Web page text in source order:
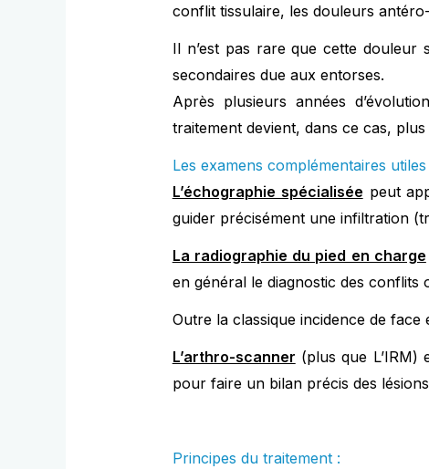
conflit tissulaire, les douleurs
Il n’est pas rare que cette douleur
secondaires due aux entorses.
Après plusieurs années
traitement devient, dans ce cas, plus
Les examens complémentaires utiles
L’échographie spécialisée peut
guider précisément une infiltration
La radiographie du pied en charge
en général le diagnostic des conflits
Outre la classique incidence de
L’arthro-scanner (plus que
pour faire un bilan précis des
Principes du traitement :